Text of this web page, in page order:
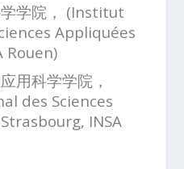
学院， (Institut
Appliquées
Rouen)
用科学学院，
des Sciences
INSA